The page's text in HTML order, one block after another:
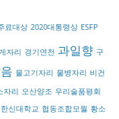
료대상 2020대통령상 ESFP
게자리 경기연천 과일향 구
물고기자리 물병자리 비건
자리 오산양조 우리술품평회
한신대학교 협동조합모월 황소